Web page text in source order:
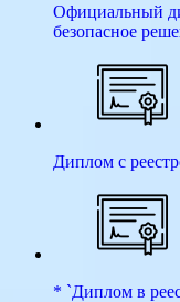
Официальный
безопасное
Диплом с
* `Диплом в